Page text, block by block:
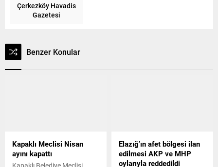
Çerkezköy Havadis
Gazetesi
Benzer Konular
Kapaklı Meclisi Nisan
ayını kapattı
Elazığ’ın afet bölgesi ilan
edilmesi AKP ve MHP
oylarıyla reddedildi